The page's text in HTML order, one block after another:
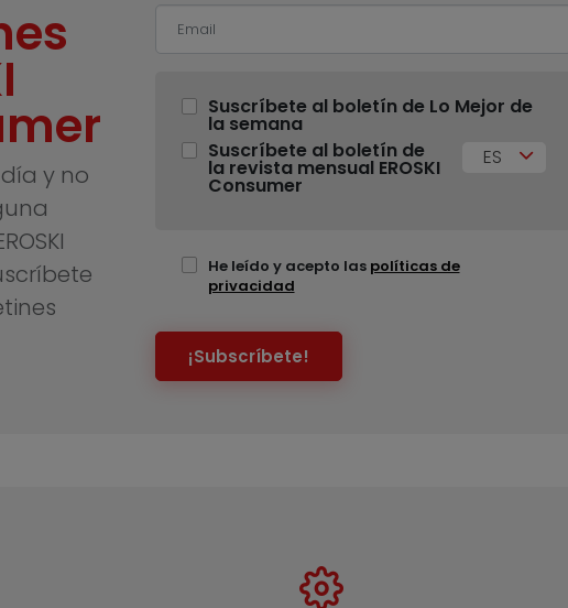
y no
Suscríbete al boletín de Lo Mejor de
la semana
Suscríbete al boletín de
la revista mensual EROSKI
Consumer
ES
He leído y acepto las políticas de
privacidad
¡Subscríbete!